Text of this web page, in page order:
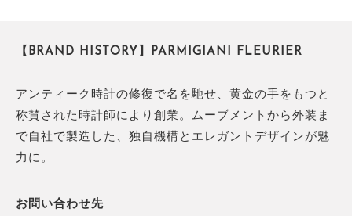
【BRAND HISTORY】PARMIGIANI FLEURIER
アンティーク時計の修復で名を馳せ、黄金の手をもつと
称賛された時計師により創業。ムーブメントから外装ま
で自社で製造した、独自機構とエレガントデザインが魅
力に。
お問い合わせ先